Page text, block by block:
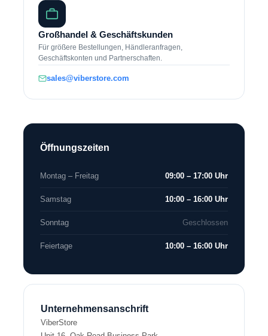
Großhandel & Geschäftskunden
Für größere Bestellungen, Händleranfragen,
Geschäftskonten und Partnerschaften.
sales@viberstore.com
Öffnungszeiten
Montag – Freitag 09:00 – 17:00 Uhr
Samstag 10:00 – 16:00 Uhr
Sonntag Geschlossen
Feiertage 10:00 – 16:00 Uhr
Unternehmensanschrift
ViberStore